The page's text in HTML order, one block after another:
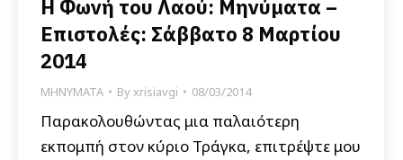
Η Φωνή του Λαού: Μηνύματα –
Επιστολές: Σάββατο 8 Μαρτίου
2014
ΜΗΝΥΜΑΤΑ Byxrisiavgi 08/03/2014
Παρακολουθώντας μια παλαιότερη
εκπομπή στον κύριο Τράγκα, επιτρέψτε μου